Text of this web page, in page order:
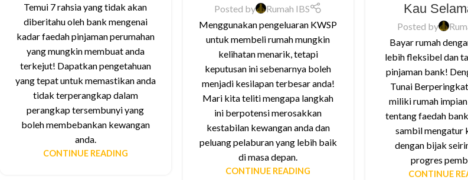
Temui 7 rahsia yang tidak akan
diberitahu oleh bank mengenai
kadar faedah pinjaman perumahan
yang mungkin membuat anda
terkejut! Dapatkan pengetahuan
yang tepat untuk memastikan anda
tidak terperangkap dalam
perangkap tersembunyi yang
boleh membebankan kewangan
anda.
CONTINUE READING
Posted by
Rumah IBS
Menggunakan pengeluaran KWSP
untuk membeli rumah mungkin
kelihatan menarik, tetapi
keputusan ini sebenarnya boleh
menjadi kesilapan terbesar anda!
Mari kita teliti mengapa langkah
ini berpotensi merosakkan
kestabilan kewangan anda dan
peluang pelaburan yang lebih baik
di masa depan.
CONTINUE READING
Kau
Posted by
Bayar rumah
lebih fleksibel dan
pinjaman bank!
Tunai
miliki rumah
tentang faedah
sambil mengatur
dengan bijak
progres
CONTINUE